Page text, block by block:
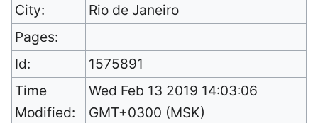
City:
Rio de Janeiro
Pages:
Id:
1575891
Time
Modified:
Wed Feb 13 2019 14:03:06
GMT+0300 (MSK)